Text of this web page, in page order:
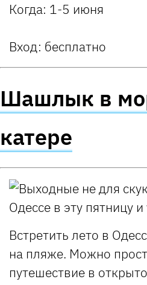
Когда: 1-5 июня
Вход: бесплатно
Шашлык в
катере
Встретить лето в
на пляже. Можно
путешествие в